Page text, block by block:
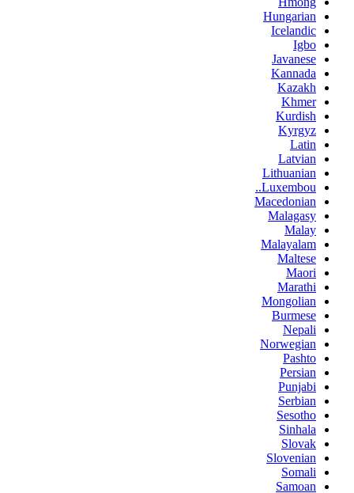
Hungarian
Icelandic
Igbo
Javanese
Kannada
Kazakh
Khmer
Kurdish
Kyrgyz
Latin
Latvian
Lithuanian
Luxembou..
Macedonian
Malagasy
Malay
Malayalam
Maltese
Maori
Marathi
Mongolian
Burmese
Nepali
Norwegian
Pashto
Persian
Punjabi
Serbian
Sesotho
Sinhala
Slovak
Slovenian
Somali
Samoan